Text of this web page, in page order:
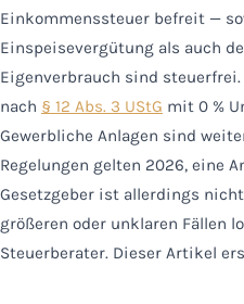
Einkommenssteuer befreit —
Einspeisevergütung als auch
Eigenverbrauch sind
nach § 12 Abs. 3 UStG mit 0 %
Gewerbliche Anlagen sind
Regelungen gelten 2026, eine
Gesetzgeber ist allerdings
größeren oder unklaren Fällen
Steuerberater. Dieser Artikel